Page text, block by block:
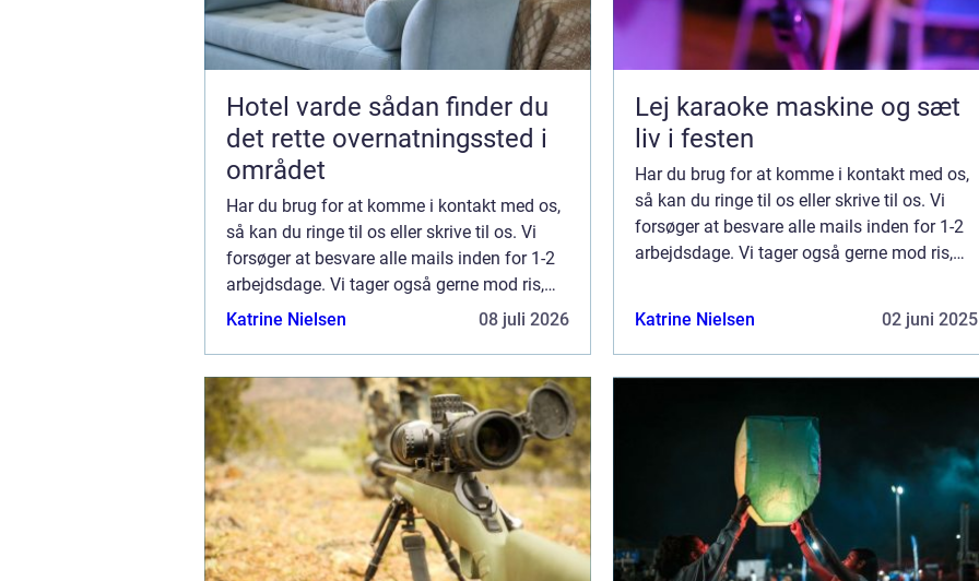
Hotel varde sådan finder du
det rette overnatningssted i
området
Har du brug for at komme i kontakt med os,
så kan du ringe til os eller skrive til os. Vi
forsøger at besvare alle mails inden for 1-2
arbejdsdage. Vi tager også gerne mod ris,
ros og generelle kommentarer til vores side.
Katrine Nielsen 08 juli 2026
Lej karaoke maskine og sæt
liv i festen
Har du brug for at komme i kontakt med os,
så kan du ringe til os eller skrive til os. Vi
forsøger at besvare alle mails inden for 1-2
arbejdsdage. Vi tager også gerne mod ris,
Katrine Nielsen
02 juni 2025